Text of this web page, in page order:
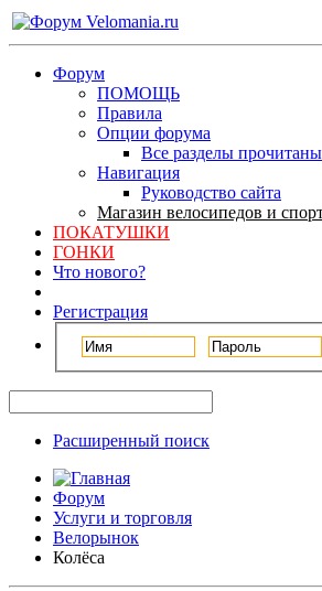
Форум
ПОМОЩЬ
Правила
Опции форума
Все разделы прочитаны
Навигация
Руководство сайта
Магазин велосипедов и
ПОКАТУШКИ
ГОНКИ
Что нового?
Регистрация
Расширенный поиск
Форум
Услуги и торговля
Велорынок
Колёса